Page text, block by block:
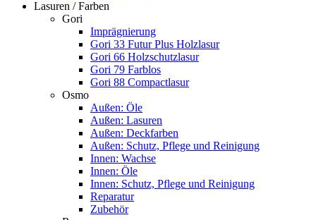
Lasuren / Farben
Gori
Imprägnierung
Gori 33 Futur Plus Holzlasur
Gori 66 Holzschutzlasur
Gori 79 Farblos
Gori 88 Compactlasur
Osmo
Außen: Öle
Außen: Lasuren
Außen: Deckfarben
Außen: Schutz, Pflege und Reinigung
Innen: Wachse
Innen: Öle
Innen: Schutz, Pflege und Reinigung
Reparatur
Zubehör